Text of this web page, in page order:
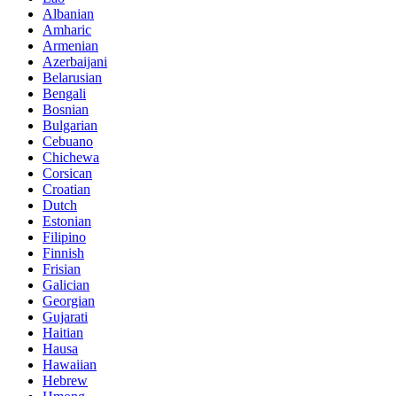
Albanian
Amharic
Armenian
Azerbaijani
Belarusian
Bengali
Bosnian
Bulgarian
Cebuano
Chichewa
Corsican
Croatian
Dutch
Estonian
Filipino
Finnish
Frisian
Galician
Georgian
Gujarati
Haitian
Hausa
Hawaiian
Hebrew